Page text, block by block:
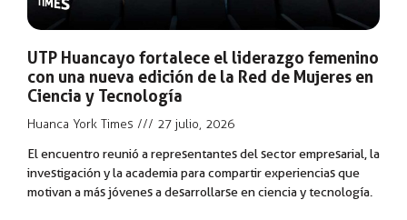
UTP Huancayo fortalece el liderazgo femenino
con una nueva edición de la Red de Mujeres en
Ciencia y Tecnología
Huanca York Times 27 julio, 2026
El encuentro reunió a representantes del sector empresarial, la
investigación y la academia para compartir experiencias que
motivan a más jóvenes a desarrollarse en ciencia y tecnología.